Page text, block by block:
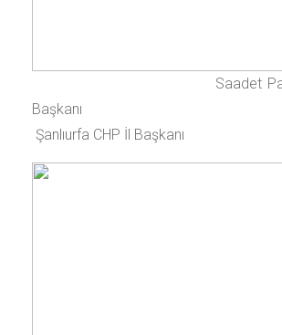
Saadet Partisi
Şanlıurfa CHP İl Başkanı